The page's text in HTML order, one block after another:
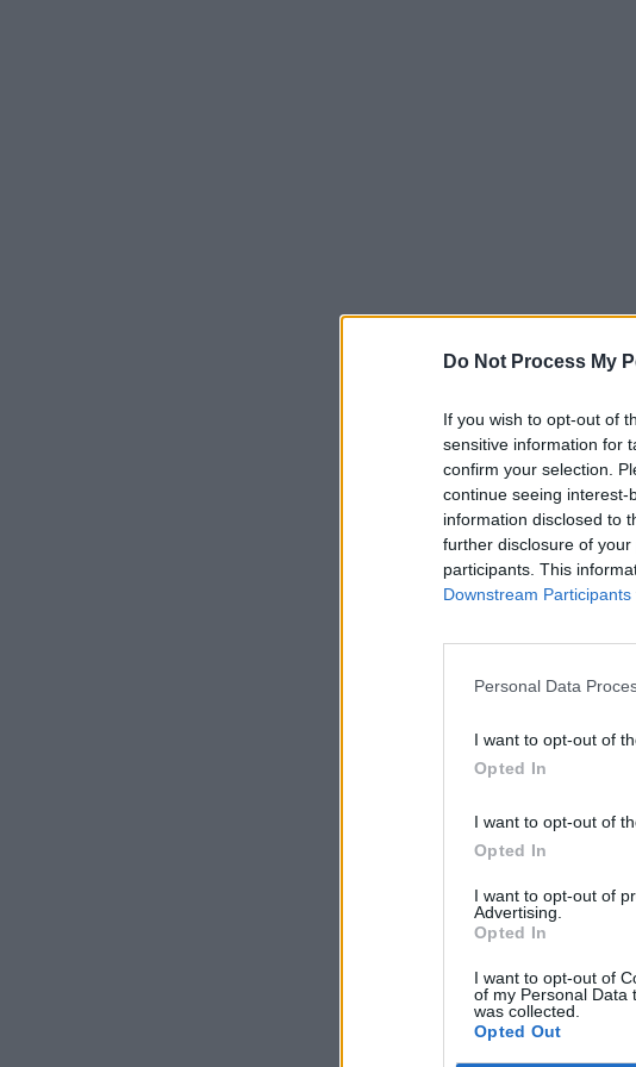
Do Not Process My
If you wish to opt-out of
sensitive information for
confirm your selection.
continue seeing
information disclosed to
further disclosure of your
participants. This
Downstream Participants
Personal Data
I want to opt-out of
Opted In
I want to opt-out of
Opted In
I want to opt-out of
Advertising.
Opted In
I want to opt-out of
of my Personal Data
was collected.
Opted Out